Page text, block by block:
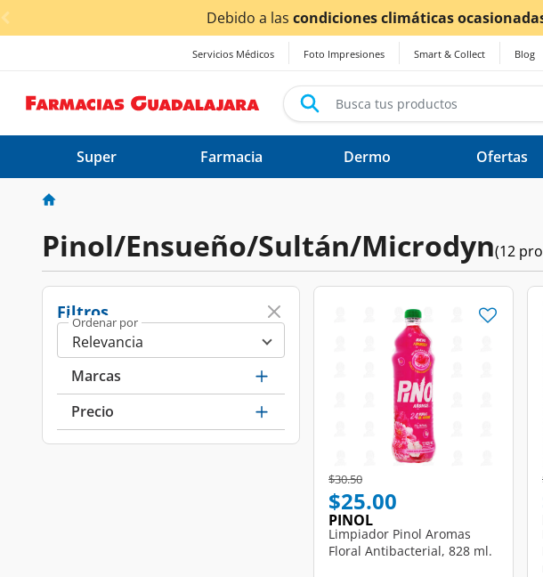
< div class="carousel-inner">condiciones climáticas ocasionadas por las lluvias,
Servicios Médicos Foto Impresiones Smart & Collect Blog
Super Farmacia Dermo Ofertas
Pinol/Ensueño/Sultán/Microdyn(12
Filtros
Ordenar por
Marcas
Precio
Price reduced from
$30.50to
$25.00
PINOL
Limpiador Pinol Aromas
Floral Antibacterial, 828 ml.